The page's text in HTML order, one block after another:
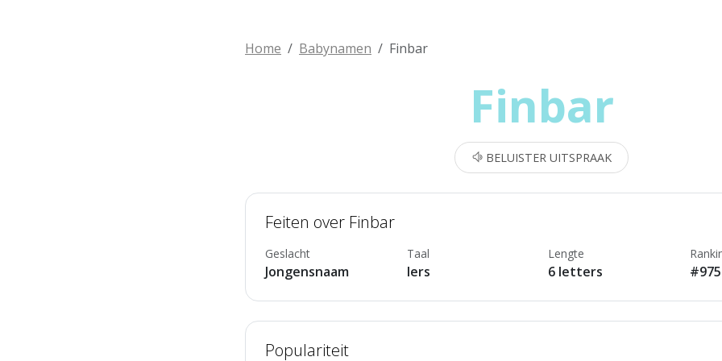
Home Babynamen Finbar
Finbar
BELUISTER UITSPRAAK
Feiten over Finbar
Geslacht
Jongensnaam
Taal
Iers
Lengte
6 letters
Populariteit